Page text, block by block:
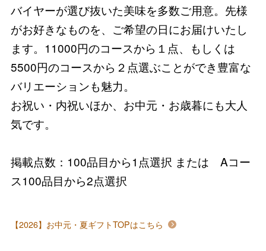
バイヤーが選び抜いた美味を多数ご用意。先様
がお好きなものを、ご希望の日にお届けいたし
ます。11000円のコースから１点、もしくは
5500円のコースから２点選ぶことができ豊富な
バリエーションも魅力。
お祝い・内祝いほか、お中元・お歳暮にも大人
気です。
掲載点数：100品目から1点選択 または Aコー
ス100品目から2点選択
【2026】お中元・夏ギフトTOPはこちら